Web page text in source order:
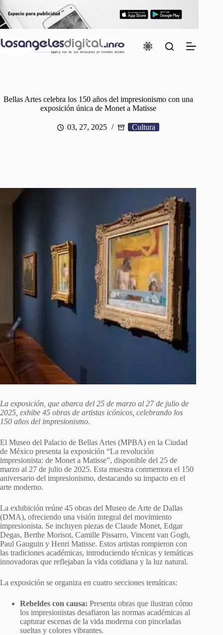
al
contenido
Bellas Artes celebra los 150 años del impresionismo con una
exposición única de Monet a Matisse
03, 27, 2025 Cultura
La exposición, que abarca del 25 de marzo al 27 de julio de
2025, exhibe 45 obras de artistas icónicos, celebrando los
150 años del impresionismo.
El Museo del Palacio de Bellas Artes (MPBA) en la Ciudad
de México presenta la exposición “La revolución
impresionista: de Monet a Matisse”, disponible del 25 de
marzo al 27 de julio de 2025. Esta muestra conmemora el 150
aniversario del impresionismo, destacando su impacto en el
arte moderno.
La exhibición reúne 45 obras del Museo de Arte de Dallas
(DMA), ofreciendo una visión integral del movimiento
impresionista. Se incluyen piezas de Claude Monet, Edgar
Degas, Berthe Morisot, Camille Pissarro, Vincent van Gogh,
Paul Gauguin y Henri Matisse. Estos artistas rompieron con
las tradiciones académicas, introduciendo técnicas y temáticas
innovadoras que reflejaban la vida cotidiana y la luz natural.
La exposición se organiza en cuatro secciones temáticas:
Rebeldes con causa: Presenta obras que ilustran cómo
los impresionistas desafiaron las normas académicas al
capturar escenas de la vida moderna con pinceladas
sueltas y colores vibrantes.